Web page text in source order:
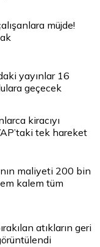
müjde!
yayınlar 16
geçecek
kiracıyı
tek hareket
maliyeti 200 bin
kalem tüm
atıkların geri